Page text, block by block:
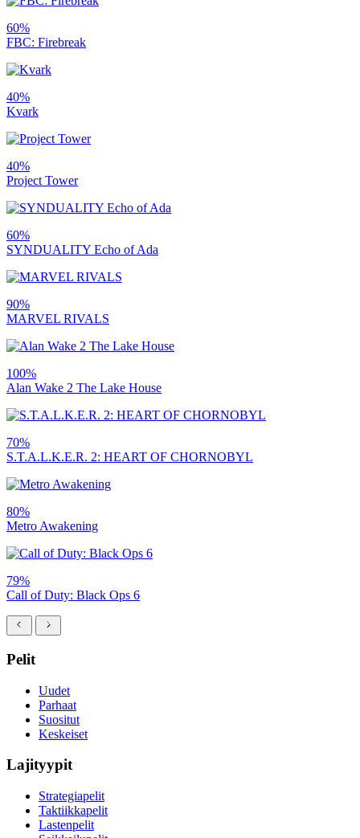
60%
FBC: Firebreak
40%
Kvark
40%
Project Tower
60%
SYNDUALITY Echo of Ada
90%
MARVEL RIVALS
100%
Alan Wake 2 The Lake House
70%
S.T.A.L.K.E.R. 2: HEART OF CHORNOBYL
80%
Metro Awakening
79%
Call of Duty: Black Ops 6
Pelit
Uudet
Parhaat
Suositut
Keskeiset
Lajityypit
Strategiapelit
Taktiikkapelit
Lastenpelit